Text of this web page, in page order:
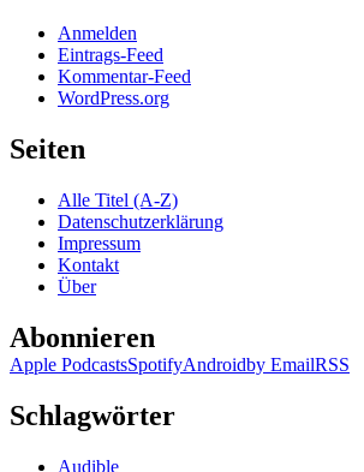
Anmelden
Eintrags-Feed
Kommentar-Feed
WordPress.org
Seiten
Alle Titel (A-Z)
Datenschutzerklärung
Impressum
Kontakt
Über
Abonnieren
Apple PodcastsSpotifyAndroidby EmailRSS
Schlagwörter
Audible